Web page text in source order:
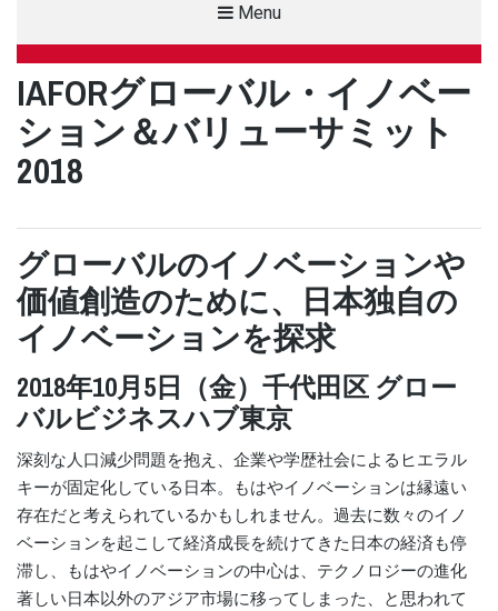
THE IAFOR GLOBAL INNOVATION &
VALUE SUMMIT (GIVS)
SDG, ESG, AND VALUE
Menu
IAFORグローバル・イノベー
ション＆バリューサミット
2018
グローバルのイノベーションや
価値創造のために、日本独自の
イノベーションを探求
2018年10月5日（金）千代田区 グロー
バルビジネスハブ東京
深刻な人口減少問題を抱え、企業や学歴社会によるヒエラル
キーが固定化している日本。もはやイノベーションは縁遠い
存在だと考えられているかもしれません。過去に数々のイノ
ベーションを起こして経済成長を続けてきた日本の経済も停
滞し、もはやイノベーションの中心は、テクノロジーの進化
著しい日本以外のアジア市場に移ってしまった、と思われて